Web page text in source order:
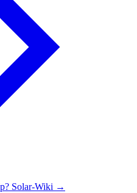
Solar-Wiki →